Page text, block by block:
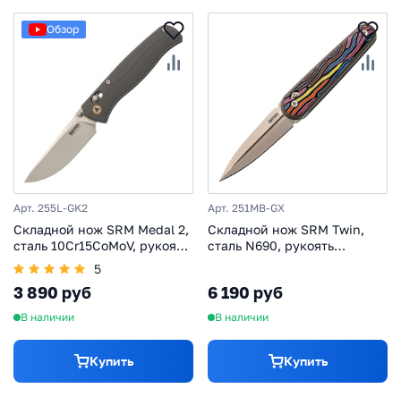
Обзор
Арт. 255L-GK2
Складной нож SRM Medal 2,
сталь 10Cr15CoMoV, рукоять
серый G10, (255L-GK2)
5
3 890 руб
В наличии
Купить
Арт. 251MB-GX
Складной нож SRM Twin,
сталь N690, рукоять
6 190 руб
В наличии
Купить